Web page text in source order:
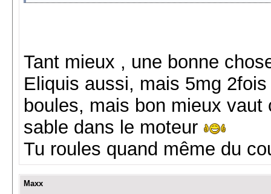
Tant mieux , une bonne
Eliquis aussi, mais 5mg
boules, mais bon mieux
sable dans le moteur
Tu roules quand même du
Maxx